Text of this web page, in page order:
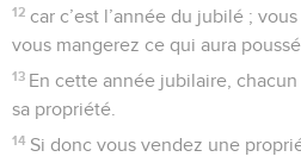
47 Si un étranger résidant chez toi
tes compatriotes s’endette envers
l’un des descendants d’une
il jouira, même après que la
droit de rachat : l’un de ses frères